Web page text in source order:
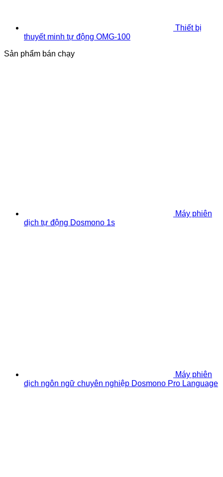
Thiết bị
thuyết minh tự động OMG-100
Sản phẩm bán chạy
Máy phiên
dịch tự động Dosmono 1s
Máy phiên
dịch ngôn ngữ chuyên nghiệp Dosmono Pro Language